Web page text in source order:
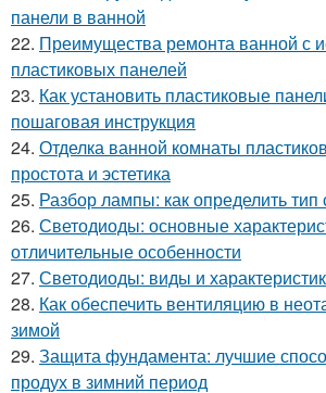
панели в ванной
22. Преимущества ремонта ванной с
пластиковых панелей
23. Как установить пластиковые
пошаговая инструкция
24. Отделка ванной комнаты
простота и эстетика
25. Разбор лампы: как определить тип
26. Светодиоды: основные
отличительные особенности
27. Светодиоды: виды и
28. Как обеспечить вентиляцию в
зимой
29. Защита фундамента: лучшие
продух в зимний период